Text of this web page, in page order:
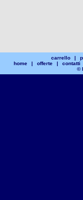
carrello |
home
| offerte |
contatti
©